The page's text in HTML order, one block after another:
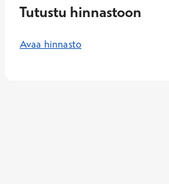
Tutustu hinnastoon
Avaa hinnasto